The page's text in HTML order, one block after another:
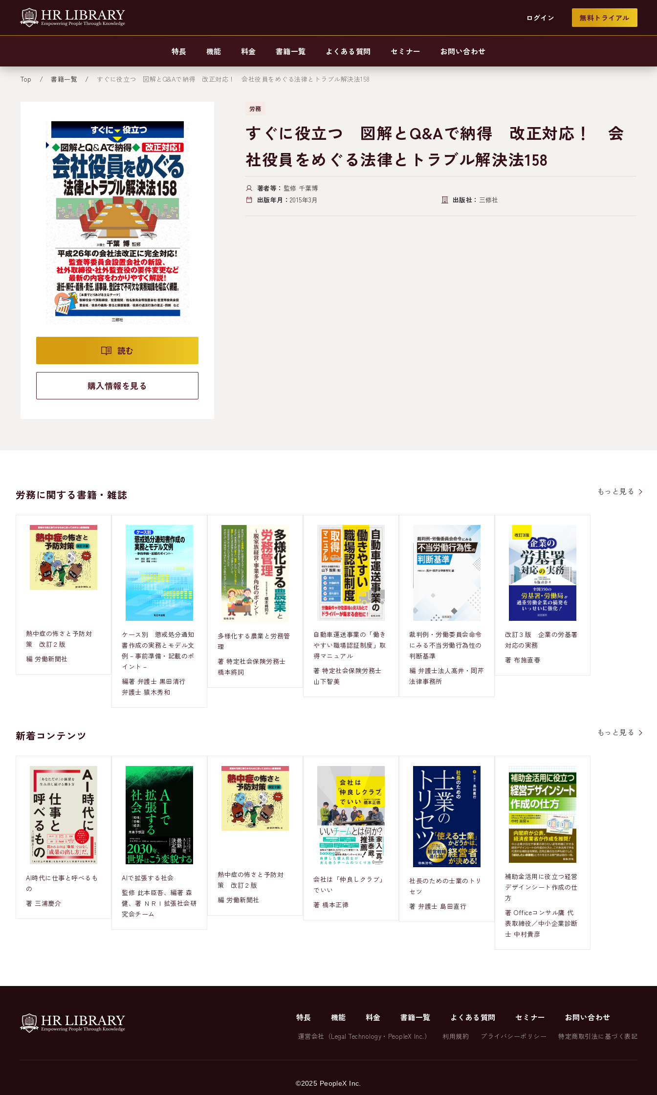
ログイン 無料トライアル
特長 機能 料金 書籍一覧 よくある質問 セミナー お問い合わせ
Top 書籍一覧 すぐに役立つ 図解とQ&Aで納得 改正対応！ 会社役員をめぐる法律とトラブル解決法158
読む
購入情報を見る
労務
すぐに役立つ 図解とQ&Aで納得 改正対応！ 会
社役員をめぐる法律とトラブル解決法158
著者等： 監修 千葉博
出版年月： 2015年3月 出版社： 三修社
労務に関する書籍・雑誌 もっと見る
熱中症の怖さと予防対
策 改訂２版
編 労働新聞社
ケース別 懲戒処分通知
書作成の実務とモデル文
例－事前準備・記載のポ
イント－
編著 弁護士 黒田清行
弁護士 猿木秀和
多様化する農業と労務管
理
著 特定社会保険労務士
橋本將詞
自動車運送事業の「働き
やすい職場認証制度」取
得マニュアル
著 特定社会保険労務士
山下智美
裁判例・労働委員会命令
にみる不当労働行為性の
判断基準
編 弁護士法人髙井・岡芹
法律事務所
改訂３版 企業の労基署
対応の実務
著 布施直春
新着コンテンツ もっと見る
AI時代に仕事と呼べるも
の
著 三浦慶介
AIで拡張する社会
監修 此本臣吾、編著 森
健、著 ＮＲＩ拡張社会研
究会チーム
熱中症の怖さと予防対
策 改訂２版
編 労働新聞社
会社は「仲良しクラブ」
でいい
著 橋本正徳
社長のための士業のトリ
セツ
著 弁護士 島田直行
補助金活用に役立つ経営
デザインシート作成の仕
方
著 Officeコンサル鷹 代
表取締役／中小企業診断
士 中村貴彦
特長 機能 料金 書籍一覧 よくある質問 セミナー お問い合わせ
運営会社（Legal Technology ・ PeopleX Inc.） 利用規約 プライバシーポリシー 特定商取引法に基づく表記
©2025 PeopleX Inc.